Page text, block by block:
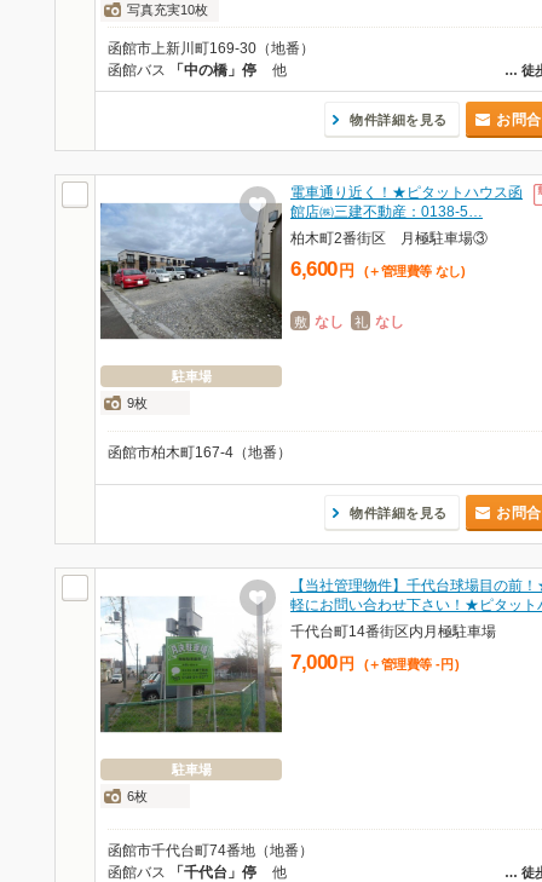
写真充実10枚
函館市上新川町169-30（地番）
… 徒
函館バス 「中の橋」停 他
物件詳細を見る お問
駐車場
9枚
電車通り近く！★ピタットハウス函
館店㈱三建不動産：0138-5…
柏木町2番街区 月極駐車場③
6,600 円 (＋管理費等 なし)
敷 なし 礼 なし
函館市柏木町167-4（地番）
物件詳細を見る お問
駐車場
6枚
【当社管理物件】千代台球場目の前
軽にお問い合わせ下さい！★ピタッ
千代台町14番街区内月極駐車場
7,000 円 (＋管理費等 - 円 )
函館市千代台町74番地（地番）
… 徒
函館バス 「千代台」停 他